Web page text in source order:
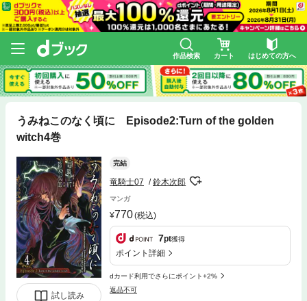
作品検索 カート はじめての方へ
うみねこのなく頃に Episode2:Turn of the golden
witch4巻
試し読み
完結
竜騎士07 鈴木次郎
マンガ
770(税込)
7pt獲得
ポイント詳細
dカード利用でさらにポイント+2%
返品不可